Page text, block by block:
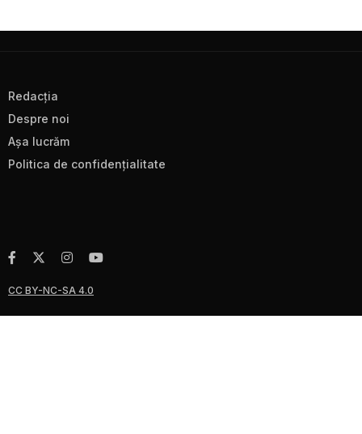
Redacţia
Despre noi
Aşa lucrăm
Politica de confidenţialitate
CC BY-NC-SA 4.0